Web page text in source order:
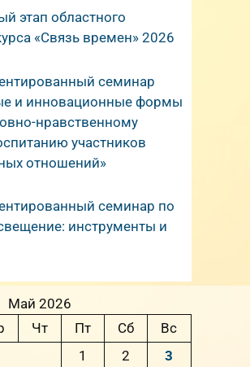
этап областного
«Связь времен» 2026
семинар
и инновационные формы
нравственному
участников
отношений»
семинар по
инструменты и
Май 2026
Чт Пт Сб
Вс
1
2 3